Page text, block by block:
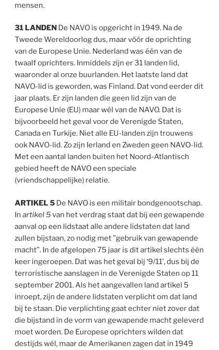
mensen.
31 LANDEN De NAVO is opgericht in 1949. Na de
Tweede Wereldoorlog dus, maar vóór de oprichting
van de Europese Unie. Nederland was één van de
twaalf oprichters. Inmiddels zijn er 31 landen lid,
waaronder al onze buurlanden. Het laatste land dat
NAVO-lid is geworden, was Finland. Dat vond eerder dit
jaar plaats. Er zijn landen die geen lid zijn van de
Europese Unie (EU) maar wél van de NAVO. Dat is
bijvoorbeeld het geval voor de Verenigde Staten,
Canada en Turkije. Niet alle EU-landen zijn trouwens
ook NAVO-lid. Zo zijn Ierland en Zweden geen NAVO-lid.
Met een aantal landen buiten het Noord-Atlantisch
gebied heeft de NAVO een speciale
(vriendschappelijke) relatie.
ARTIKEL 5 De NAVO is een militair bondgenootschap.
In artikel 5van het verdrag staat dat bij een gewapende
aanval op een lidstaat alle andere lidstaten dat land
zullen bijstaan, zo nodig met ”gebruik van gewapende
macht”. In de afgelopen 75 jaar is dit artikel slechts één
keer ingeroepen. Dat was het geval bij ‘9/11’, dus bij de
terroristische aanslagen in de Verenigde Staten op 11
september 2001. Als het aangevallen land artikel 5
inroept, zijn de andere lidstaten verplicht om dat land
bij te staan. Die verplichting gaat echter niet zover dat
die bijstand in de vorm van gewapende macht geleverd
moet worden. De Europese oprichters wilden dat
destijds wél, maar de Amerikanen zagen dat in 1949